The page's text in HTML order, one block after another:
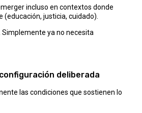
incluso en contextos donde
justicia, cuidado).
Simplemente ya no necesita
deliberada
las condiciones que sostienen lo